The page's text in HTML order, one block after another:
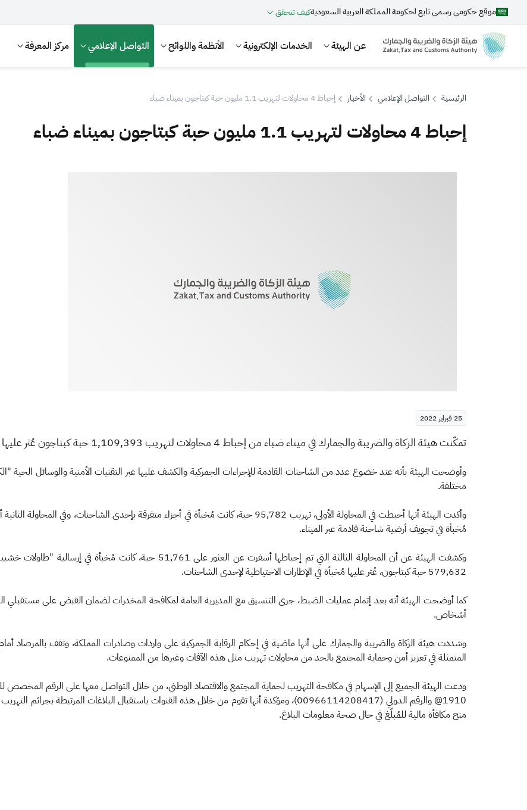
موقع حكومي رسمي تابع لحكومة المملكة العربية السعوديةكيف تتحقق
عن الهيئة الخدمات الإلكترونية الأنظمة واللوائح التواصل الإعلامي مركز المعرفة
بحث
الرئيسية التواصل الإعلامي الأخبار إحباط 4 محاولات لتهريب 1.1 مليون حبة كبتاجون بميناء ضباء
إحباط 4 محاولات لتهريب 1.1 مليون حبة كبتاجون بميناء ضباء
25 فبراير 2022
​​​​​تمكّنت هيئة الزكاة والضريبة والجمارك في ميناء ضباء من إحباط 4 محاولات لتهريب 1,109,393 حبة كبتاجون عُثر
وأوضحت الهيئة بأنه عند خضوع عدد من الشاحنات القادمة للإجراءات الجمركية والكشف عليها عبر التقنيات الأمنية والوسائل الحية
مختلفة.
مُخبأة في تجويف أرضية شاحنة قادمة عبر الميناء.
وكشفت الهيئة عن أن المحاولة الثالثة التي تم إحباطها أسفرت عن العثور
579,632 حبة كبتاجون، عُثر عليها مُخبأة في الإطارات الاحتياطية لإحدى الشاحنات.
أشخاص.
وشددت هيئة الزكاة والضريبة والجمارك على أنها ماضية في إحكام الرقابة الجمركية على واردات وصادرات المملكة، وتقف بالمرصاد أمام
المتمثلة في تعزيز أمن وحماية المجتمع بالحد من محاولات تهريب مثل هذه الآفات وغيرها من الممنوعات.
1910@ والرقم الدولي (00966114208417)، ومؤكدة أنها تقوم من خلال هذه القنوات باستقبال البلاغات
منح مكافأة مالية للمُبلّغ في حال صحة معلومات البلاغ.